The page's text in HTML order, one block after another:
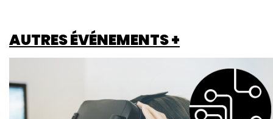
AUTRES ÉVÉNEMENTS +